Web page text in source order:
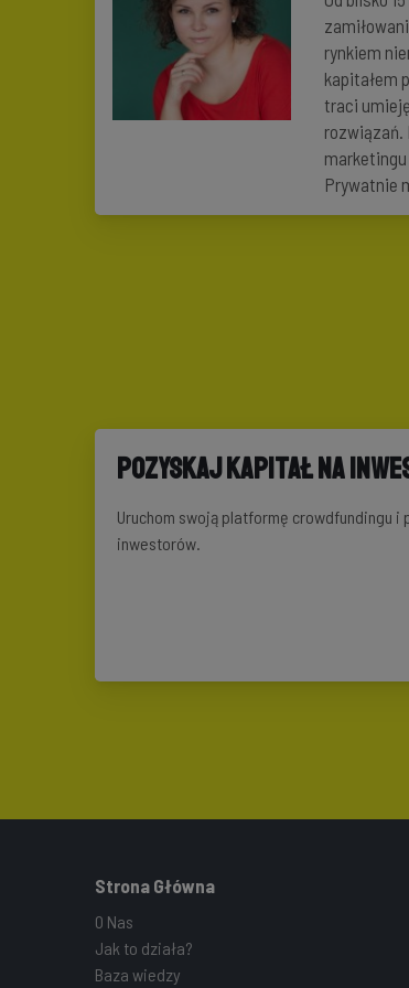
rynkiem
kapitałem
traci
rozwiązań.
marketingu
Prywatnie
Pozyskaj kapitał na
Uruchom swoją platformę crowdfundingu i
inwestorów.
Strona Główna
O Nas
Jak to działa?
Baza wiedzy